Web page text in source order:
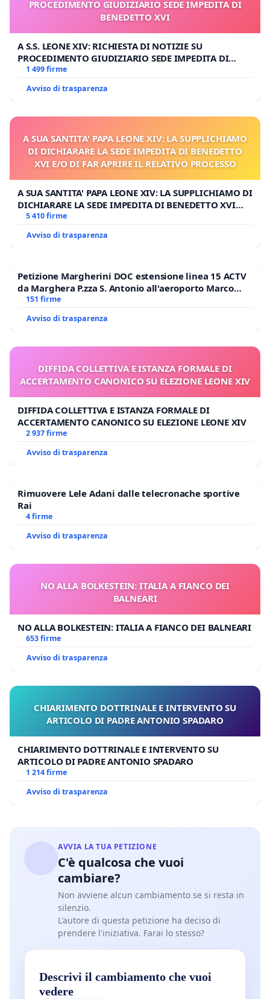
PROCEDIMENTO GIUDIZIARIO SEDE IMPEDITA DI
BENEDETTO XVI
A S.S. LEONE XIV: RICHIESTA DI NOTIZIE SU
PROCEDIMENTO GIUDIZIARIO SEDE IMPEDITA DI
BENEDETTO XVI
1 499 firme
Avviso di trasparenza
A SUA SANTITA' PAPA LEONE XIV: LA SUPPLICHIAMO
DI DICHIARARE LA SEDE IMPEDITA DI BENEDETTO
XVI E/O DI FAR APRIRE IL RELATIVO PROCESSO
A SUA SANTITA' PAPA LEONE XIV: LA SUPPLICHIAMO DI
DICHIARARE LA SEDE IMPEDITA DI BENEDETTO XVI
E/O DI FAR APRIRE IL RELATIVO PROCESSO
5 410 firme
Avviso di trasparenza
Petizione Margherini DOC estensione linea 15 ACTV
da Marghera P.zza S. Antonio all'aeroporto Marco
Polo tariffa a € 1,50
151 firme
Avviso di trasparenza
DIFFIDA COLLETTIVA E ISTANZA FORMALE DI
ACCERTAMENTO CANONICO SU ELEZIONE LEONE XIV
DIFFIDA COLLETTIVA E ISTANZA FORMALE DI
ACCERTAMENTO CANONICO SU ELEZIONE LEONE XIV
2 937 firme
Avviso di trasparenza
Rimuovere Lele Adani dalle telecronache sportive
Rai
4 firme
Avviso di trasparenza
NO ALLA BOLKESTEIN: ITALIA A FIANCO DEI
BALNEARI
NO ALLA BOLKESTEIN: ITALIA A FIANCO DEI BALNEARI
653 firme
Avviso di trasparenza
CHIARIMENTO DOTTRINALE E INTERVENTO SU
ARTICOLO DI PADRE ANTONIO SPADARO
CHIARIMENTO DOTTRINALE E INTERVENTO SU
ARTICOLO DI PADRE ANTONIO SPADARO
1 214 firme
Avviso di trasparenza
AVVIA LA TUA PETIZIONE
C'è qualcosa che vuoi
cambiare?
Non avviene alcun cambiamento se si resta in
silenzio.
L'autore di questa petizione ha deciso di
prendere l'iniziativa. Farai lo stesso?
Descrivi il cambiamento che vuoi
vedere